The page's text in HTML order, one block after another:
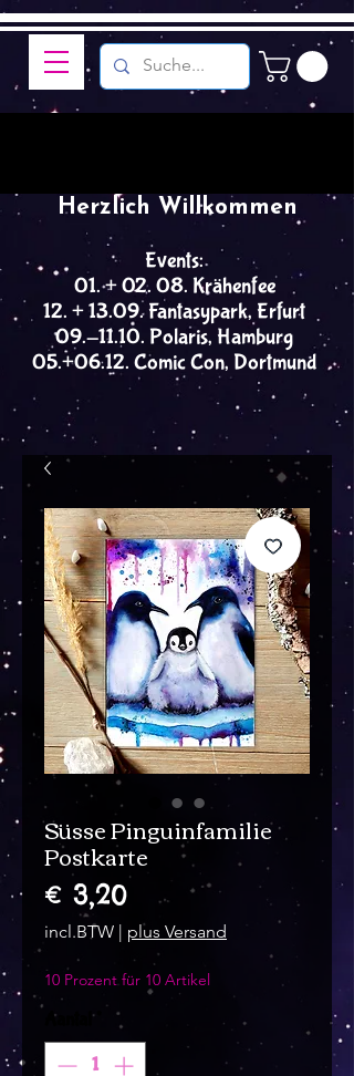
Events:
01. + 02. 08. Krähenfee
12. + 13.09. Fantasypark, Erfurt
09.-11.10. Polaris, Hamburg
05.+06.12. Comic Con, Dortmund
Herzlich Willkommen
Süsse Pinguinfamilie
Postkarte
€ 3,20Prijs
incl.BTW | plus Versand
10 Prozent für 10 Artikel
Aantal